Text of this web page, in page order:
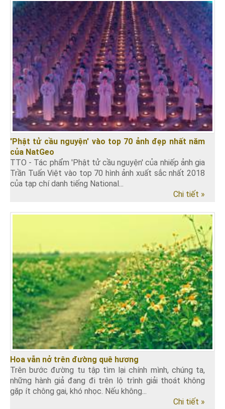
'Phật tử cầu nguyện' vào top 70 ảnh đẹp nhất năm
của NatGeo
TTO - Tác phẩm 'Phật tử cầu nguyện' của nhiếp ảnh gia
Trần Tuấn Việt vào top 70 hình ảnh xuất sắc nhất 2018
của tạp chí danh tiếng National...
Chi tiết »
Hoa vẫn nở trên đường quê hương
Trên bước đường tu tập tìm lại chính mình, chúng ta,
những hành giả đang đi trên lộ trình giải thoát không
gặp ít chông gai, khó nhọc. Nếu không...
Chi tiết »